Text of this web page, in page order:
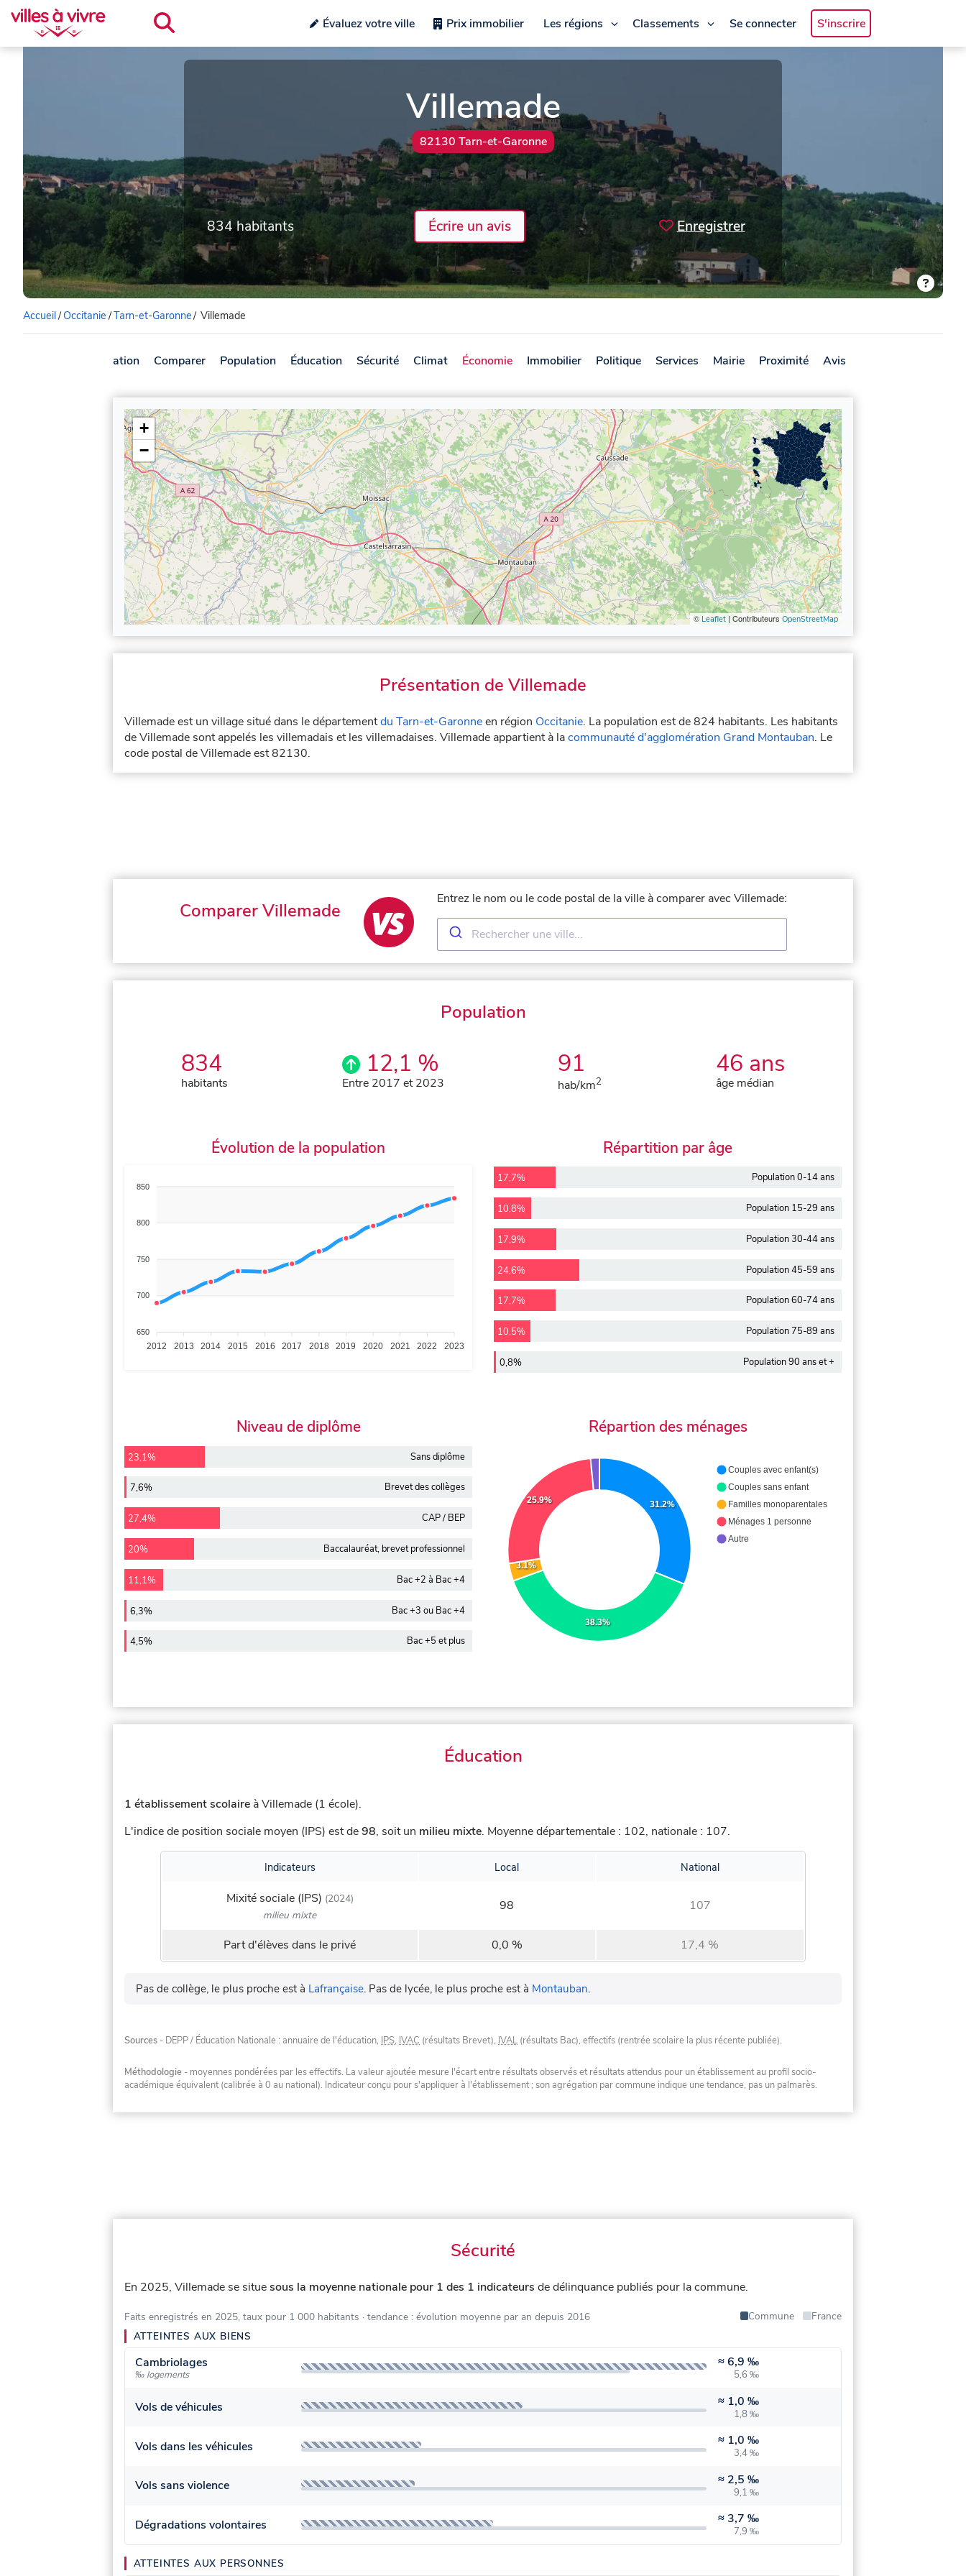
Évaluez votre ville Prix immobilier Les régions Classements Se connecter S'inscrire
Villemade
82130 Tarn-et-Garonne
834 habitants Écrire un avis Enregistrer
Accueil/Occitanie/Tarn-et-Garonne/ Villemade
Présentation Comparer Population Éducation Sécurité Climat Économie Immobilier Politique Services Mairie Proximité Avis
+
−
© Leaflet | Contributeurs OpenStreetMap
Présentation de Villemade
Villemade est un village situé dans le départementdu Tarn-et-Garonneen région Occitanie. La population est de 824 habitants. Les habitants
de Villemade sont appelés les villemadais et les villemadaises. Villemade appartient à lacommunauté d'agglomération Grand Montauban. Le
code postal de Villemade est 82130.
Comparer Villemade
Entrez le nom ou le code postal de la ville à comparer avec Villemade:
Population
834
habitants
12,1 %
Entre 2017 et 2023
91
hab/km2
46 ans
âge médian
Évolution de la population
850
800
750
700
650
2012 2013 2014 2015 2016 2017 2018 2019 2020 2021 2022 2023
Répartition par âge
17,7% Population 0-14 ans
10,8% Population 15-29 ans
17,9% Population 30-44 ans
24,6% Population 45-59 ans
17,7% Population 60-74 ans
10,5% Population 75-89 ans
0,8% Population 90 ans et +
Niveau de diplôme
23,1% Sans diplôme
7,6% Brevet des collèges
27,4% CAP / BEP
20% Baccalauréat, brevet professionnel
11,1% Bac +2 à Bac +4
6,3% Bac +3 ou Bac +4
4,5% Bac +5 et plus
Répartion des ménages
31.2%
38.3%
3.1%
25.9%
Couples avec enfant(s)
Couples sans enfant
Familles monoparentales
Ménages 1 personne
Autre
Éducation
1 établissement scolaire à Villemade (1 école).
L'indice de position sociale moyen (IPS) est de98, soit un milieu mixte. Moyenne départementale : 102, nationale : 107.
Indicateurs Local National
Mixité sociale (IPS) (2024)
milieu mixte
98 107
Part d'élèves dans le privé 0,0 % 17,4 %
Pas de collège, le plus proche est à Lafrançaise. Pas de lycée, le plus proche est à Montauban.
Sources - DEPP / Éducation Nationale : annuaire de l'éducation, IPS, IVAC (résultats Brevet), IVAL (résultats Bac), effectifs (rentrée scolaire la plus récente publiée).
Méthodologie - moyennes pondérées par les effectifs. La valeur ajoutée mesure l'écart entre résultats observés et résultats attendus pour un établissement au profil socio-
académique équivalent (calibrée à 0 au national). Indicateur conçu pour s'appliquer à l'établissement ; son agrégation par commune indique une tendance, pas un palmarès.
Sécurité
En 2025, Villemade se situesous la moyenne nationale pour 1 des 1 indicateurs de délinquance publiés pour la commune.
Faits enregistrés en 2025, taux pour 1 000 habitants · tendance : évolution moyenne par an depuis 2016 Commune
France
ATTEINTES AUX BIENS
Cambriolages
‰ logements
≈6,9 ‰
5,6 ‰
Vols de véhicules ≈ 1,0 ‰
1,8 ‰
Vols dans les véhicules ≈ 1,0 ‰
3,4 ‰
Vols sans violence ≈ 2,5 ‰
9,1 ‰
Dégradations volontaires ≈ 3,7 ‰
7,9 ‰
ATTEINTES AUX PERSONNES